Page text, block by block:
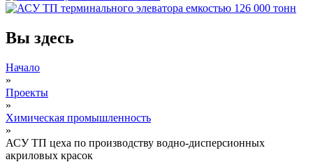
Вы здесь
Начало
»
Проекты
»
Химическая промышленность
»
АСУ ТП цеха по производству водно-дисперсионных
акриловых красок